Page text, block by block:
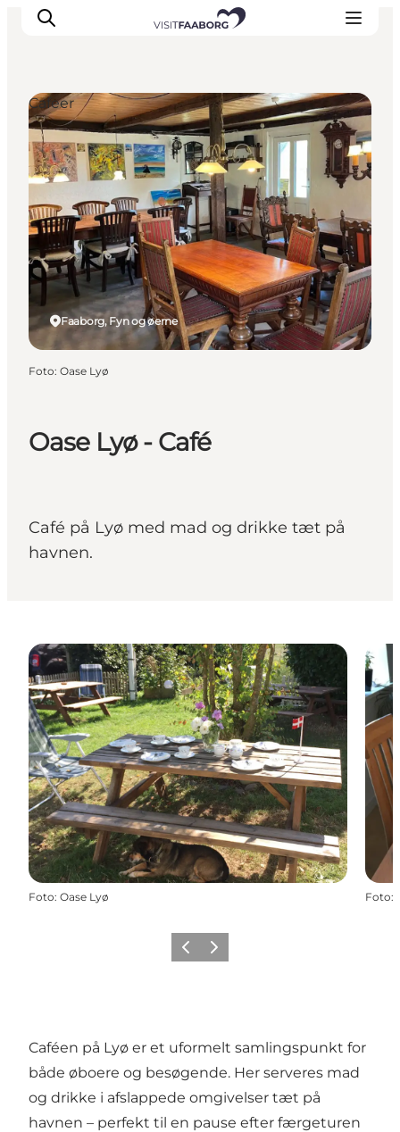
Overnatning
Spisesteder
Oplevelser
Øhop
Outdoor
Det sker
Oase Lyø - Café
Café på Lyø med mad og drikke tæt på
havnen.
Faaborg, Fyn og øerne
Cafeer
Foto: Oase Lyø
Foto: Oase Lyø Foto:
Forrige billede
Næste billede
Caféen på Lyø er et uformelt samlingspunkt for
både øboere og besøgende. Her serveres mad
og drikke i afslappede omgivelser tæt på
havnen – perfekt til en pause efter færgeturen